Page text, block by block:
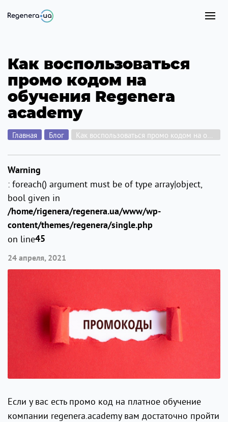
Как воспользоваться
промо кодом на
обучения Regenera
academy
Главная Блог Как воспользоваться промо кодом на обучения Regenera academy
Warning
: foreach() argument must be of type array|object,
bool given in
/home/rigenera/regenera.ua/www/wp-
content/themes/regenera/single.php
on line45
24 апреля, 2021
Если у вас есть промо код на платное обучение
компании regenera.academy вам достаточно пройти